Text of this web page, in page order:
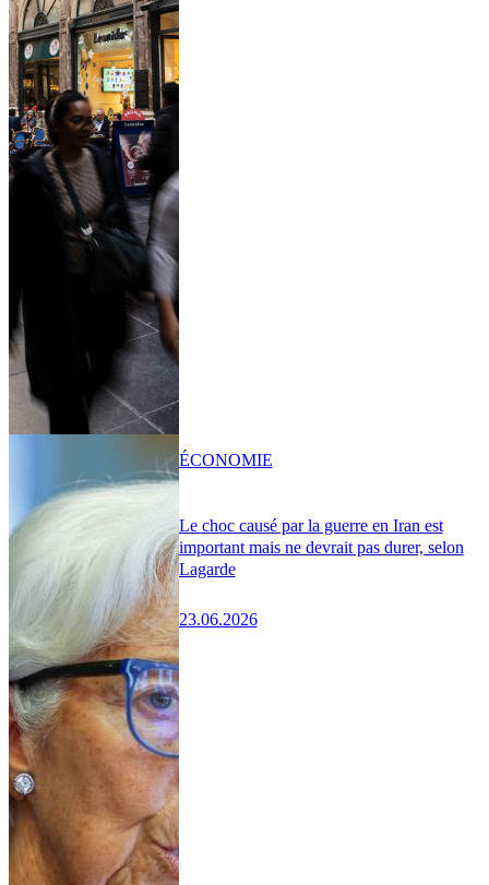
Le choc causé par la guerre en Iran est
important mais ne devrait pas durer, selon
Lagarde
23.06.2026
ÉCONOMIE